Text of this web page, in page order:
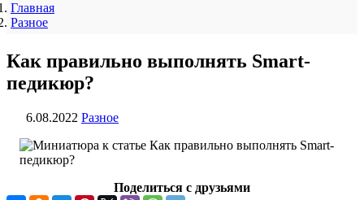
Главная
Разное
Как правильно выполнять Smart-
педикюр?
6.08.2022 Разное
Поделиться с друзьями